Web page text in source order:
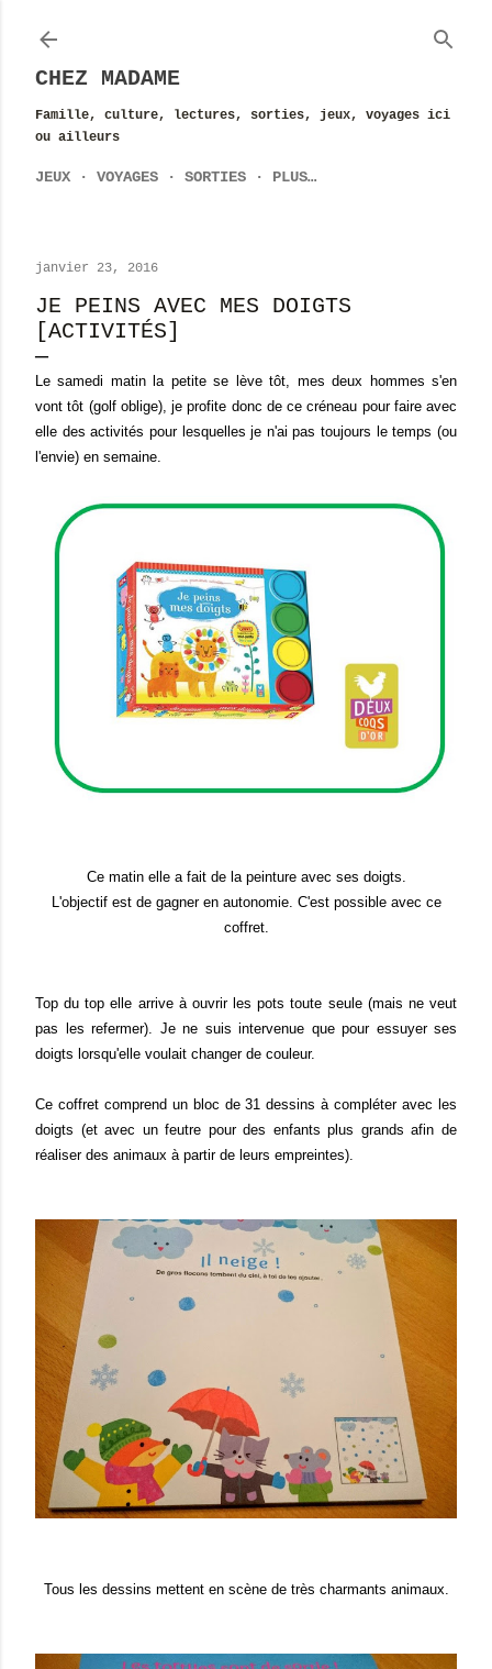
CHEZ MADAME
Famille, culture, lectures, sorties, jeux, voyages ici
ou ailleurs
JEUX VOYAGES SORTIES PLUS…
janvier 23, 2016
JE PEINS AVEC MES DOIGTS
[ACTIVITÉS]
Le samedi matin la petite se lève tôt, mes deux hommes s'en
vont tôt (golf oblige), je profite donc de ce créneau pour faire avec
elle des activités pour lesquelles je n'ai pas toujours le temps (ou
l'envie) en semaine.
Ce matin elle a fait de la peinture avec ses doigts.
L'objectif est de gagner en autonomie. C'est possible avec ce
coffret.
Top du top elle arrive à ouvrir les pots toute seule (mais ne veut
pas les refermer). Je ne suis intervenue que pour essuyer ses
doigts lorsqu'elle voulait changer de couleur.
Ce coffret comprend un bloc de 31 dessins à compléter avec les
doigts (et avec un feutre pour des enfants plus grands afin de
réaliser des animaux à partir de leurs empreintes).
Tous les dessins mettent en scène de très charmants animaux.